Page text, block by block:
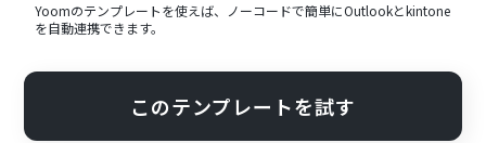
Yoomのテンプレートを使えば、ノーコードで簡単にOutlookとkintone
を自動連携できます。
このテンプレートを試す